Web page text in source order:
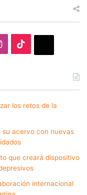
Instagram
los retos de la
su acervo con nuevas
que creará dispositivo
internacional